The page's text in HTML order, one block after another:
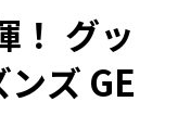
アバルト
フィアット
アストン・マーティン
2025
カーズ・ミート2025横浜
！ グッ
ズ GE